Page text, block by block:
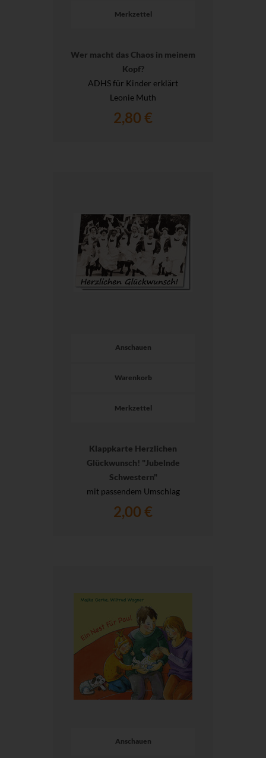
Merkzettel
Wer macht das Chaos in meinem
Kopf?
ADHS für Kinder erklärt
Leonie Muth
2,80 €
Anschauen
Warenkorb
Merkzettel
Klappkarte Herzlichen
Glückwunsch! "Jubelnde
Schwestern"
mit passendem Umschlag
2,00 €
Anschauen